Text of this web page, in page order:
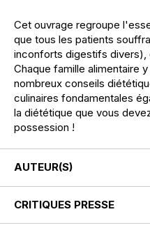
Cet ouvrage regroupe
que tous les patients
inconforts digestifs divers),
Chaque famille alimentaire
nombreux conseils
culinaires fondamentales
la diététique que vous
possession !
AUTEUR(S)
CRITIQUES PRESSE